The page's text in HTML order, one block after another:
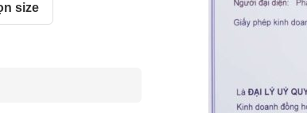
size